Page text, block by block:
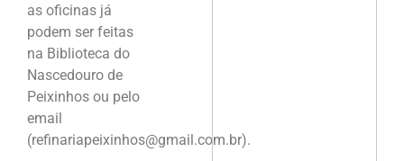
as oficinas já
podem ser feitas
na Biblioteca do
Nascedouro de
Peixinhos ou pelo
email
(refinariapeixinhos@gmail.com.br).